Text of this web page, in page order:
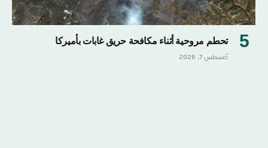
تحطم مروحية أثناء مكافحة حريق غابات بأميركا
أغسطس 7, 2026